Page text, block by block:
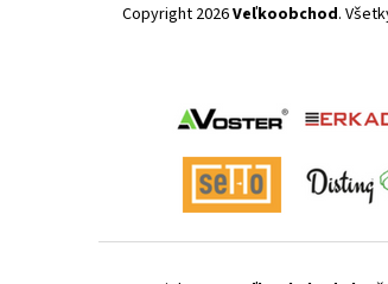
Copyright 2026Veľkoobchod.